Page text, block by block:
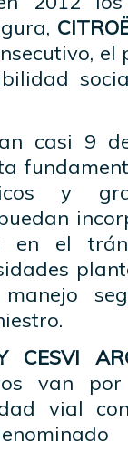
casi 9
y
en el
CESVI
van
vial